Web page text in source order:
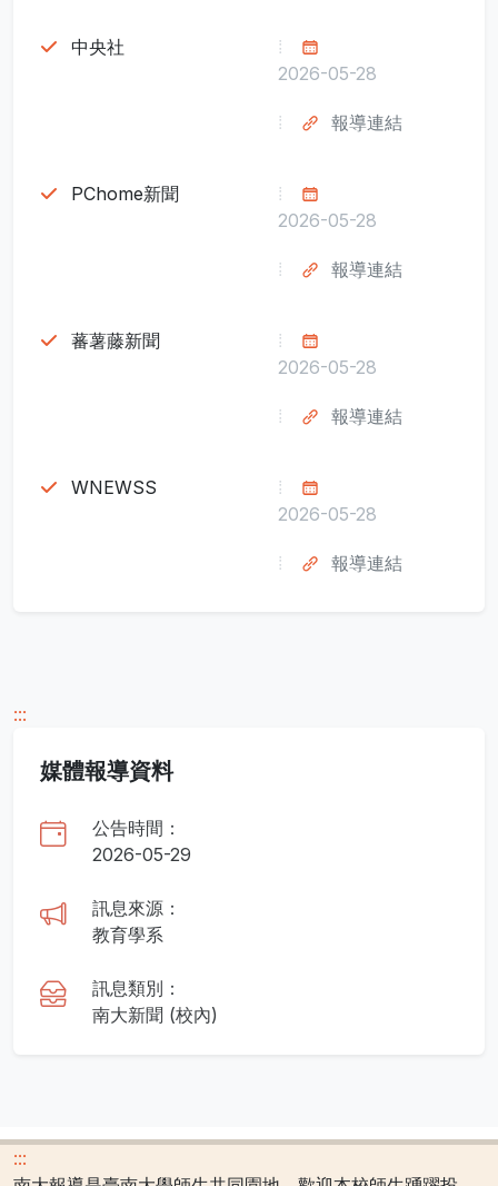
中央社
2026-05-28
報導連結
PChome新聞
2026-05-28
報導連結
蕃薯藤新聞
2026-05-28
報導連結
WNEWSS
2026-05-28
報導連結
:::
媒體報導資料
公告時間：
2026-05-29
訊息來源：
教育學系
訊息類別：
南大新聞 (校內)
:::